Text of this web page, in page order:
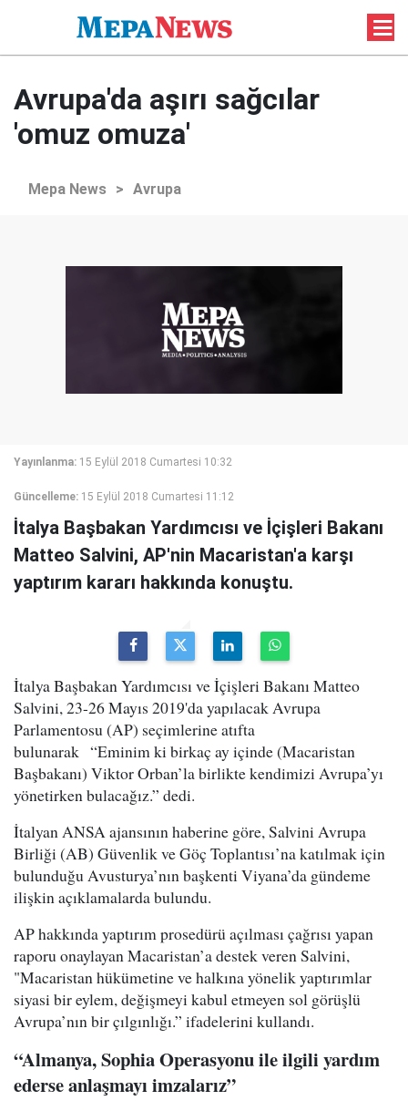
Avrupa'da aşırı sağcılar
'omuz omuza'
Mepa News > Avrupa
Yayınlanma: 15 Eylül 2018 Cumartesi 10:32
Güncelleme: 15 Eylül 2018 Cumartesi 11:12
İtalya Başbakan Yardımcısı ve İçişleri Bakanı
Matteo Salvini, AP'nin Macaristan'a karşı
yaptırım kararı hakkında konuştu.
İtalya Başbakan Yardımcısı ve İçişleri Bakanı Matteo
Salvini, 23-26 Mayıs 2019'da yapılacak Avrupa
Parlamentosu (AP) seçimlerine atıfta
bulunarak “Eminim ki birkaç ay içinde (Macaristan
Başbakanı) Viktor Orban’la birlikte kendimizi Avrupa’yı
yönetirken bulacağız.” dedi.
İtalyan ANSA ajansının haberine göre, Salvini Avrupa
Birliği (AB) Güvenlik ve Göç Toplantısı’na katılmak için
bulunduğu Avusturya’nın başkenti Viyana’da gündeme
ilişkin açıklamalarda bulundu.
AP hakkında yaptırım prosedürü açılması çağrısı yapan
raporu onaylayan Macaristan’a destek veren Salvini,
"Macaristan hükümetine ve halkına yönelik yaptırımlar
siyasi bir eylem, değişmeyi kabul etmeyen sol görüşlü
Avrupa’nın bir çılgınlığı.” ifadelerini kullandı.
“Almanya, Sophia Operasyonu ile ilgili yardım
ederse anlaşmayı imzalarız”